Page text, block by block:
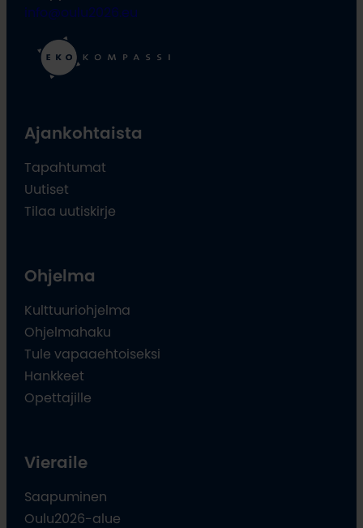
info@oulu2026.eu
Ajankohtaista
Tapahtumat
Uutiset
Tilaa uutiskirje
Ohjelma
Kulttuuriohjelma
Ohjelmahaku
Tule vapaaehtoiseksi
Hankkeet
Opettajille
Vieraile
Saapuminen
Oulu2026-alue